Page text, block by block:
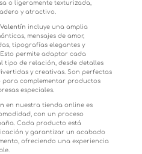
o ligeramente texturizada,
y atractivo.
incluye una amplia
mensajes de amor,
tipografías elegantes y
permite adaptar cada
tipo de relación, desde detalles
y creativas. Son perfectas
complementar productos
especiales.
en nuestra tienda online es
con un proceso
Cada producto está
y garantizar un acabado
ofreciendo una experiencia